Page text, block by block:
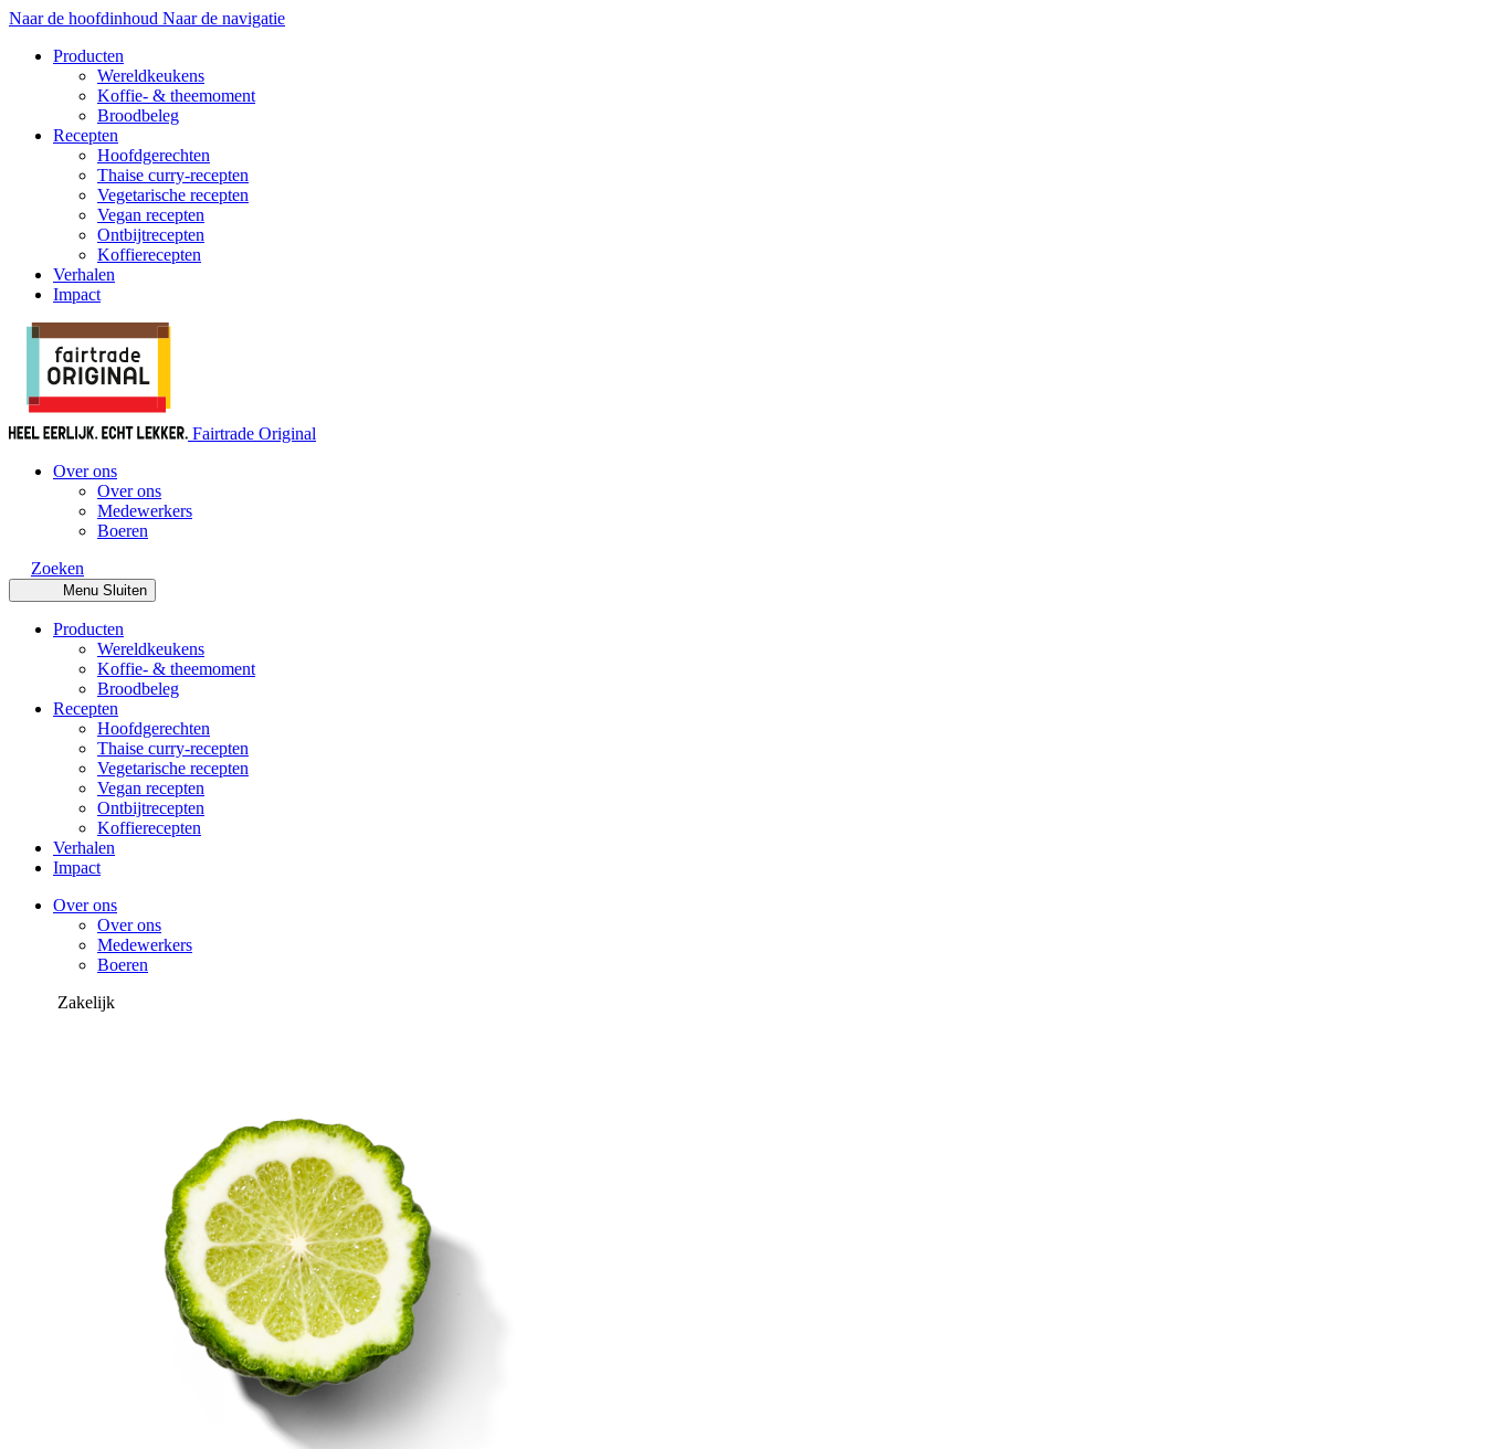
Naar de hoofdinhoud Naar de navigatie
Producten
Wereldkeukens
Koffie- & theemoment
Broodbeleg
Recepten
Hoofdgerechten
Thaise curry-recepten
Vegetarische recepten
Vegan recepten
Ontbijtrecepten
Koffierecepten
Verhalen
Impact
Fairtrade Original
Over ons
Over ons
Medewerkers
Boeren
Zoeken
Menu Sluiten
Producten
Wereldkeukens
Koffie- & theemoment
Broodbeleg
Recepten
Hoofdgerechten
Thaise curry-recepten
Vegetarische recepten
Vegan recepten
Ontbijtrecepten
Koffierecepten
Verhalen
Impact
Over ons
Over ons
Medewerkers
Boeren
Zakelijk